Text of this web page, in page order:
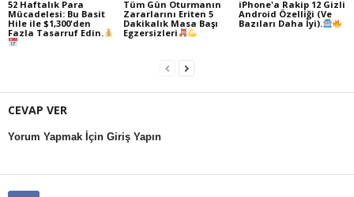
52 Haftalık Para
Mücadelesi: Bu Basit
Hile ile $1,300'den
Fazla Tasarruf Edin.
Tüm Gün Oturmanın
Zararlarını Eriten 5
Dakikalık Masa Başı
Egzersizleri
iPhone'a Rakip 12 Gizli
Android Özelliği (Ve
Bazıları Daha İyi).
CEVAP VER
Yorum Yapmak İçin Giriş Yapın